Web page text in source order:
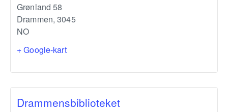
Grønland 58
Drammen, 3045
NO
+ Google-kart
Drammensbiblioteket